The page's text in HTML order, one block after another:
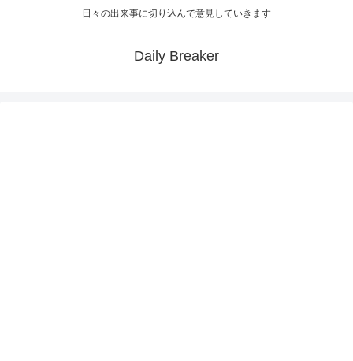
日々の出来事に切り込んで意見していきます
Daily Breaker